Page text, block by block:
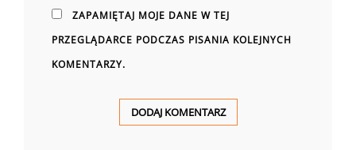
ZAPAMIĘTAJ MOJE DANE W TEJ
PRZEGLĄDARCE PODCZAS PISANIA KOLEJNYCH
KOMENTARZY.